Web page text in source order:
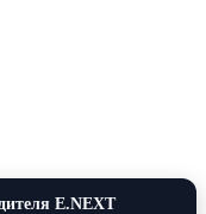
E.NEXT